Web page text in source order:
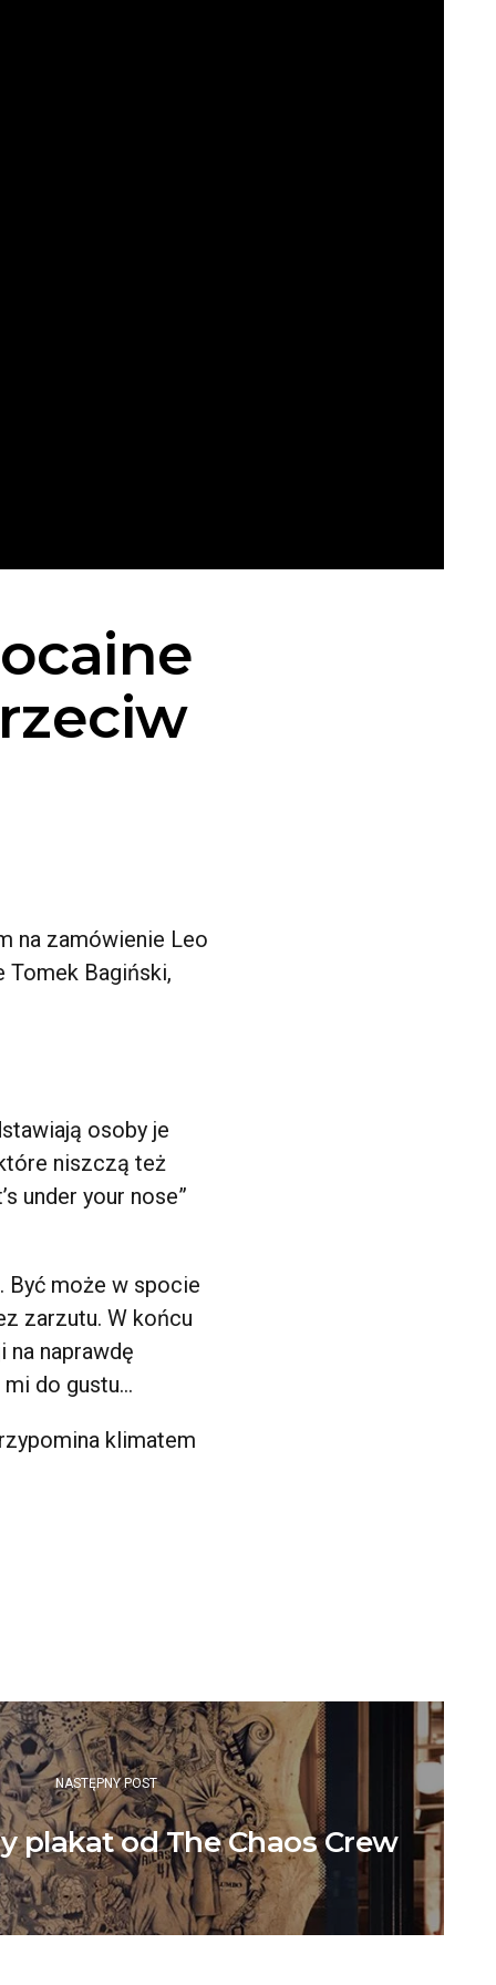
na zamówienie Leo
Tomek Bagiński,
osoby je
niszczą też
under your nose”
Być może w spocie
zarzutu. W końcu
naprawdę
mi do gustu…
klimatem
NASTĘPNY POST
plakat od The Chaos Crew